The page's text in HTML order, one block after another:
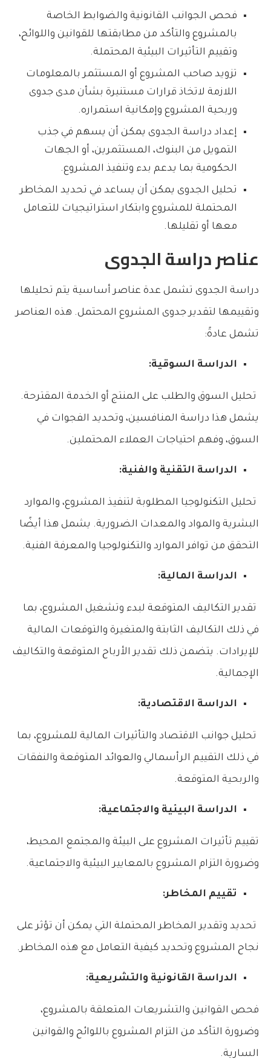
فحص الجوانب القانونية والضوابط الخاصة
بالمشروع والتأكد من مطابقتها للقوانين واللوائح،
وتقييم التأثيرات البيئية المحتملة.
تزويد صاحب المشروع أو المستثمر بالمعلومات
اللازمة لاتخاذ قرارات مستنيرة بشأن مدى جدوى
وربحية المشروع وإمكانية استمراره.
إعداد دراسة الجدوى يمكن أن يسهم في جذب
التمويل من البنوك، المستثمرين، أو الجهات
الحكومية بما يدعم بدء وتنفيذ المشروع.
تحليل الجدوى يمكن أن يساعد في تحديد المخاطر
المحتملة للمشروع وابتكار استراتيجيات للتعامل
معها أو تقليلها.
عناصر دراسة الجدوى
دراسة الجدوى تشمل عدة عناصر أساسية يتم تحليلها
وتقييمها لتقدير جدوى المشروع المحتمل. هذه العناصر
تشمل عادةً:
الدراسة السوقية:
تحليل السوق والطلب على المنتج أو الخدمة المقترحة.
يشمل هذا دراسة المنافسين، وتحديد الفجوات في
السوق، وفهم احتياجات العملاء المحتملين.
الدراسة التقنية والفنية:
تحليل التكنولوجيا المطلوبة لتنفيذ المشروع، والموارد
البشرية والمواد والمعدات الضرورية. يشمل هذا أيضًا
التحقق من توافر الموارد والتكنولوجيا والمعرفة الفنية.
الدراسة المالية:
تقدير التكاليف المتوقعة لبدء وتشغيل المشروع، بما
في ذلك التكاليف الثابتة والمتغيرة والتوقعات المالية
للإيرادات. يتضمن ذلك تقدير الأرباح المتوقعة والتكاليف
الإجمالية.
الدراسة الاقتصادية:
تحليل جوانب الاقتصاد والتأثيرات المالية للمشروع، بما
في ذلك التقييم الرأسمالي والعوائد المتوقعة والنفقات
والربحية المتوقعة.
الدراسة البيئية والاجتماعية:
تقييم تأثيرات المشروع على البيئة والمجتمع المحيط،
وضرورة التزام المشروع بالمعايير البيئية والاجتماعية.
تقييم المخاطر:
تحديد وتقدير المخاطر المحتملة التي يمكن أن تؤثر على
نجاح المشروع وتحديد كيفية التعامل مع هذه المخاطر.
الدراسة القانونية والتشريعية:
فحص القوانين والتشريعات المتعلقة بالمشروع،
وضرورة التأكد من التزام المشروع باللوائح والقوانين
السارية.